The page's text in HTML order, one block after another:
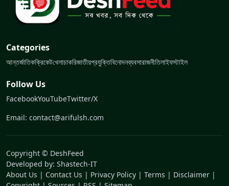
Categories
আন্তর্জাতিকক্রিকেটখেলাচাকরিজাতীয়প্রযুক্তিবিনোদনব্যবসারাজনীতিলাইফস্টাইল
Follow Us
FacebookYouTubeTwitter/X
Email: contact@arifulsh.com
Copyright © DeshFeed
Developed by: Shastech-IT
About Us | Contact Us | Privacy Policy | Terms | Disclaimer |